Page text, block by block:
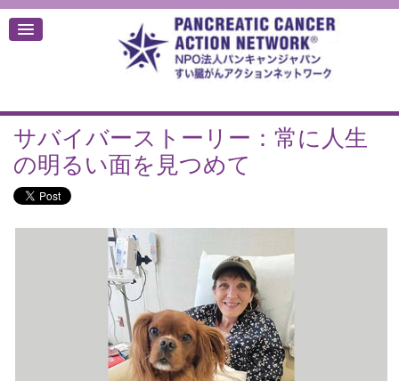
サバイバーストーリー：常に人生
の明るい面を見つめて